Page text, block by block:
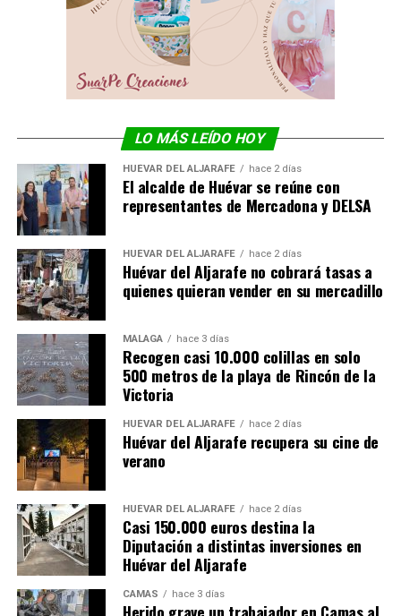
LO MÁS LEÍDO HOY
HUÉVAR DEL ALJARAFE hace 2 días
El alcalde de Huévar se reúne con
representantes de Mercadona y DELSA
HUÉVAR DEL ALJARAFE hace 2 días
Huévar del Aljarafe no cobrará tasas a
quienes quieran vender en su mercadillo
MÁLAGA hace 3 días
Recogen casi 10.000 colillas en solo
500 metros de la playa de Rincón de la
Victoria
HUÉVAR DEL ALJARAFE hace 2 días
Huévar del Aljarafe recupera su cine de
verano
HUÉVAR DEL ALJARAFE hace 2 días
Casi 150.000 euros destina la
Diputación a distintas inversiones en
Huévar del Aljarafe
CAMAS hace 3 días